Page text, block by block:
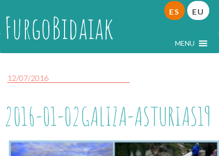
FurgoBidaiak MENU
ES EU
12/07/2016
2016-01-02GALIZA-ASTURIAS19